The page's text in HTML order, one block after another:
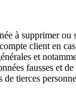
à supprimer ou
client en
et
fausses et
tierces